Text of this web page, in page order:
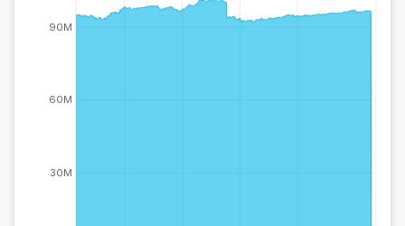
30M
60M
90M